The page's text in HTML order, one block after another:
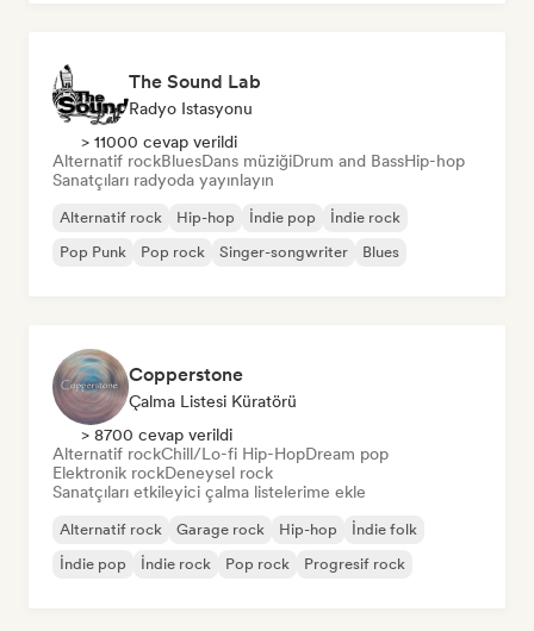
The Sound Lab
Radyo Istasyonu
> 11000 cevap verildi
Alternatif rockBluesDans müziğiDrum and BassHip-hop
Sanatçıları radyoda yayınlayın
Alternatif rock Hip-hop İndie pop
İndie rock
Pop Punk
Pop rock Singer-songwriter Blues
Copperstone
Çalma Listesi Küratörü
> 8700 cevap verildi
Alternatif rockChill/Lo-fi Hip-HopDream pop
Elektronik rockDeneysel rock
Sanatçıları etkileyici çalma listelerime ekle
Alternatif rock Garage rock Hip-hop
İndie folk
İndie pop
İndie rock Pop rock Progresif rock